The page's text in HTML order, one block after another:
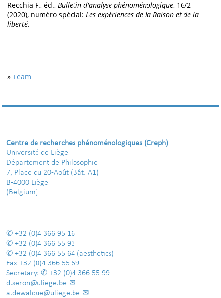
Recchia F., éd., Bulletin d'analyse phénoménologique, 16/2
(2020), numéro spécial: Les expériences de la Raison et de la
liberté.
» Team
Centre de recherches phénoménologiques (Creph)
Université de Liège
Département de Philosophie
7, Place du 20-Août (Bât. A1)
B-4000 Liège
(Belgium)
+32 (0)4 366 95 16
+32 (0)4 366 55 93
+32 (0)4 366 55 64 (aesthetics)
Fax +32 (0)4 366 55 59
Secretary:
+32 (0)4 366 55 99
d.seron@uliege.be
a.dewalque@uliege.be